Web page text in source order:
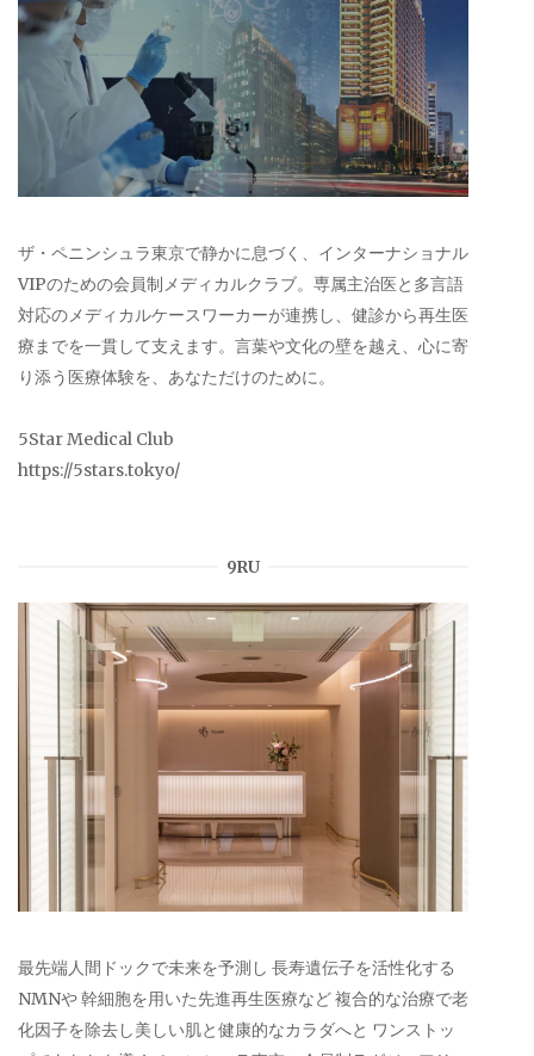
ザ・ペニンシュラ東京で静かに息づく、インターナショナル
VIPのための会員制メディカルクラブ。専属主治医と多言語
対応のメディカルケースワーカーが連携し、健診から再生医
療までを一貫して支えます。言葉や文化の壁を越え、心に寄
り添う医療体験を、あなただけのために。
5Star Medical Club
https://5stars.tokyo/
9RU
最先端人間ドックで未来を予測し 長寿遺伝子を活性化する
NMNや 幹細胞を用いた先進再生医療など 複合的な治療で老
化因子を除去し美しい肌と健康的なカラダへと ワンストッ